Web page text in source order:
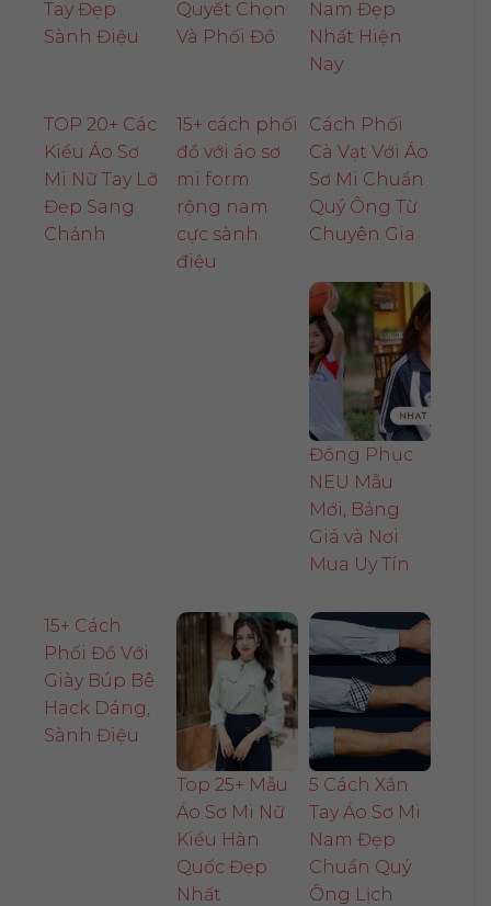
Tay Đẹp
Sành Điệu
Quyết Chọn
Và Phối Đồ
Nam Đẹp
Nhất Hiện
Nay
TOP 20+ Các
Kiểu Áo Sơ
Mi Nữ Tay Lỡ
Đẹp Sang
Chảnh
15+ cách phối
đồ với áo sơ
mi form
rộng nam
cực sành
điệu
Cách Phối
Cà Vạt Với Áo
Sơ Mi Chuẩn
Quý Ông Từ
Chuyên Gia
Đồng Phục
NEU Mẫu
Mới, Bảng
Giá và Nơi
Mua Uy Tín
15+ Cách
Phối Đồ Với
Giày Búp Bê
Hack Dáng,
Sành Điệu
Top 25+ Mẫu
Áo Sơ Mi Nữ
Kiểu Hàn
Quốc Đẹp
Nhất
5 Cách Xắn
Tay Áo Sơ Mi
Nam Đẹp
Chuẩn Quý
Ông Lịch